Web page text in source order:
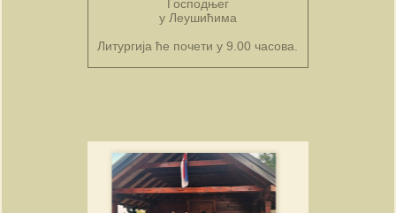
Господњег
у Леушићима
Литургија ће почети у 9.00 часова.